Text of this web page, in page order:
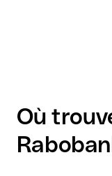
Où